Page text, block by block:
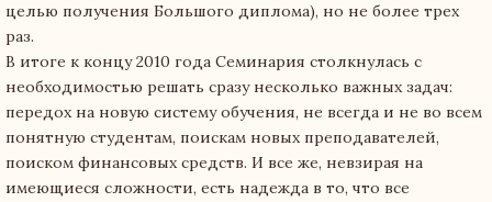
целью получения Большого диплома), но не более трех
раз.
В итоге к концу 2010 года Семинария столкнулась с
необходимостью решать сразу несколько важных задач:
передох на новую систему обучения, не всегда и не во всем
понятную студентам, поискам новых преподавателей,
поиском финансовых средств. И все же, невзирая на
имеющиеся сложности, есть надежда в то, что все